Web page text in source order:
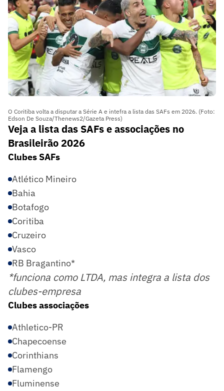
O Coritiba volta a disputar a Série A e intefra a lista das SAFs em 2026. (Foto:
Edson De Souza/Thenews2/Gazeta Press)
Veja a lista das SAFs e associações no
Brasileirão 2026
Clubes SAFs
Atlético Mineiro
Bahia
Botafogo
Coritiba
Cruzeiro
Vasco
RB Bragantino*
*funciona como LTDA, mas integra a lista dos
clubes-empresa
Clubes associações
Athletico-PR
Chapecoense
Corinthians
Flamengo
Fluminense